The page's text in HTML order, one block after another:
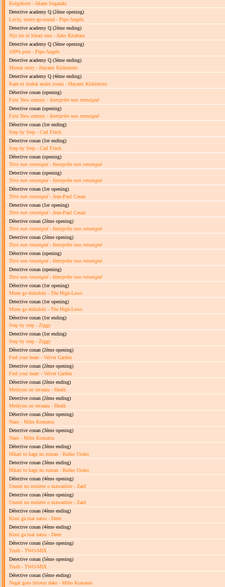
Koigokoro - Akane Sugazaki
Detective academy Q (2ème opening)
Luvly, merry-go-round - Pipo Angels
Detective academy Q (2ème ending)
Niji iro ni hikari umi - Aiko Kitahara
Detective academy Q (3ème opening)
100% pure - Pipo Angels
Detective academy Q (3ème ending)
Mienai story - Hayami Kishimoto
Detective academy Q (4ème ending)
Kaze ni mukai aruku youni - Hayami Kishimoto
Détective conan (opening)
First New century - Interprète non renseigné
Detective conan (opening)
First New century - Interprète non renseigné
Détective conan (1er ending)
Step by Step - Carl Finch
Detective conan (1er ending)
Step by Step - Carl Finch
Détective conan (opening)
Titre non renseigné- Interprète non renseigné
Detective conan (opening)
Titre non renseigné- Interprète non renseigné
Détective conan (1er opening)
Titre non renseigné- Jean-Paul Cesari
Detective conan (1er opening)
Titre non renseigné- Jean-Paul Cesari
Détective conan (2ème opening)
Titre non renseigné- Interprète non renseigné
Detective conan (2ème opening)
Titre non renseigné- Interprète non renseigné
Détective conan (opening)
Titre non renseigné- Interprète non renseigné
Detective conan (opening)
Titre non renseigné- Interprète non renseigné
Détective conan (1er opening)
Mune ga dokidoki - The High-Lows
Detective conan (1er opening)
Mune ga dokidoki - The High-Lows
Détective conan (1er ending)
Step by step - Ziggy
Detective conan (1er ending)
Step by step - Ziggy
Détective conan (2ème opening)
Feel your heart - Velvet Garden
Detective conan (2ème opening)
Feel your heart - Velvet Garden
Détective conan (2ème ending)
Meikyuu no ravaazu - Heath
Detective conan (2ème ending)
Meikyuu no ravaazu - Heath
Détective conan (3ème opening)
Nazo - Miho Komatsu
Detective conan (3ème opening)
Nazo - Miho Komatsu
Détective conan (3ème ending)
Hikari to kage no roman - Keiko Utoko
Detective conan (3ème ending)
Hikari to kage no roman - Keiko Utoko
Détective conan (4ème opening)
Unmei no roulette o mawashite - Zard
Detective conan (4ème opening)
Unmei no roulette o mawashite - Zard
Détective conan (4ème ending)
Kimi ga inai natsu - Deen
Detective conan (4ème ending)
Kimi ga inai natsu - Deen
Détective conan (5ème opening)
Truth - TWO-MIX
Detective conan (5ème opening)
Truth - TWO-MIX
Détective conan (5ème ending)
Negai goto hitotsu dake - Miho Komatsu